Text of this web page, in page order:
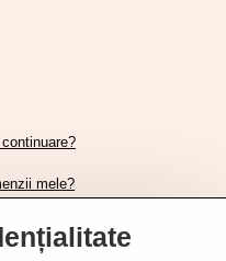
mele?
face asta?